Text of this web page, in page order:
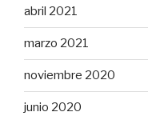
abril 2021
marzo 2021
noviembre 2020
junio 2020